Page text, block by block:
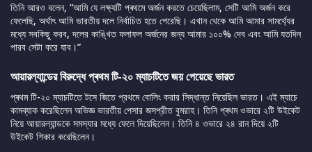
তিনি আরও বলেন, “আমি যে লক্ষ্যটি প্ৰথমে অর্জন করতে চেয়েছিলাম, সেটি আমি অর্জন করে
ফেলেছি, অর্থাৎ আমি ভারতীয় দলে নির্বাচিত হতে পেরেছি। এখান থেকে আমি আমার সামর্থ্যের
মধ্যে সবকিছু করব, দলের কাঙ্খিত ফলাফল অর্জনের জন্য আমার ১০০% দেব এবং আমি যতদিন
পারব সেটা করে যাব।”
আয়ারল্যান্ডের বিরুদ্ধে প্ৰথম টি-২০ ম্যাচটিতে জয় পেয়েছে ভারত
প্ৰথম টি-২০ ম্যাচটিতে টসে জিতে প্রথমে বোলিং করার সিদ্ধান্ত নিয়েছিল ভারত। এই ম্যাচে
কামব্যাক করেছিলেন অভিজ্ঞ ভারতীয় পেসার জসপ্রীত বুমরাহ। তিনি প্ৰথম ওভারে ২টি উইকেট
নিয়ে আয়ারল্যান্ডকে সমস্যার মধ্যে ফেলে দিয়েছিলেন। তিনি ৪ ওভারে ২৪ রান দিয়ে ২টি
উইকেট শিকার করেছিলেন।